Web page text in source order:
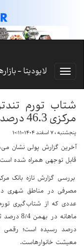
لایودیتا -
شتاب تورم
مرکزی 46.3 درصد
پنجشنبه ، ۷ اسفند ۱۴۰۴-۱۰:۱۱
قابل توجهی همراه شده
بررسی گزارش تازه بانک
عددی که از شتاب‌گیری
درصد رسیده است؛ رقمی
معیشت خانوارهاست.